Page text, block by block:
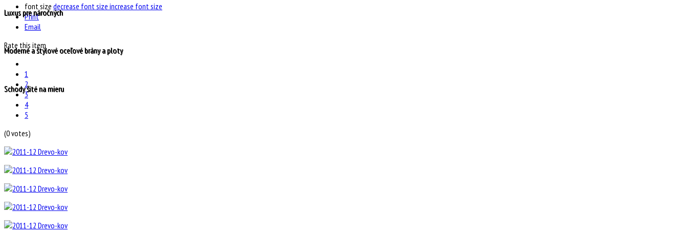
Luxus pre náročných
Moderné a štýlové oceľové brány a ploty
Schody šité na mieru
font size decrease font size increase font size
Print
Email
Rate this item
1
2
3
4
5
(0 votes)